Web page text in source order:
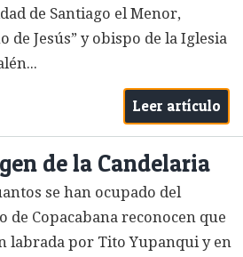
de Santiago el Menor,
de Jesús” y obispo de la Iglesia
Leer artículo
de la Candelaria
se han ocupado del
de Copacabana reconocen que
labrada por Tito Yupanqui y en